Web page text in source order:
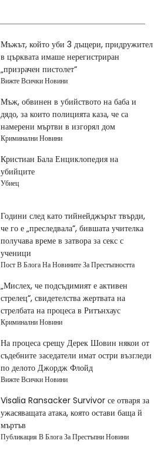
Мъжът, който уби 3 дъщери, придружител
в църквата имаше нерегистриран
„призрачен пистолет“
Вижте Всички Новини
Мъж, обвинен в убийството на баба и
дядо, за които полицията каза, че са
намерени мъртви в изгорял дом
Криминални Новини
Кристиан Бала Енциклопедия на
убийците
Убиец
Години след като тийнейджърът твърди,
че го е „преследвала“, бившата учителка
получава време в затвора за секс с
ученици
Пост В Блога На Новините За Престъпността
„Мислех, че подсъдимият е активен
стрелец“, свидетелства жертвата на
стрелбата на процеса в Ритънхаус
Криминални Новини
На процеса срещу Дерек Шовин някои от
съдебните заседатели имат остри възгледи
по делото Джордж Флойд
Вижте Всички Новини
Visalia Ransacker Survivor се отваря за
ужасяващата атака, която остави баща й
мъртъв
Публикация В Блога За Престъпни Новини